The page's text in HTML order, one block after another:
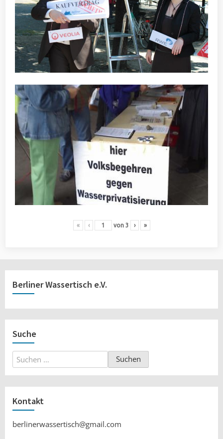
« ‹ von 3 › »
Berliner Wassertisch e.V.
Suche
Suchen
nach:
Kontakt
berlinerwassertisch@gmail.com